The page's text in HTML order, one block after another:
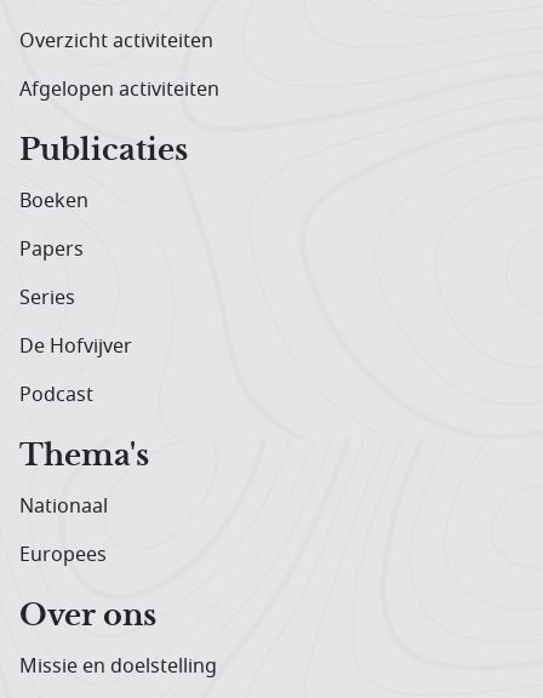
Overzicht activiteiten
Afgelopen activiteiten
Publicaties
Boeken
Papers
Series
De Hofvijver
Podcast
Thema's
Nationaal
Europees
Over ons
Missie en doelstelling